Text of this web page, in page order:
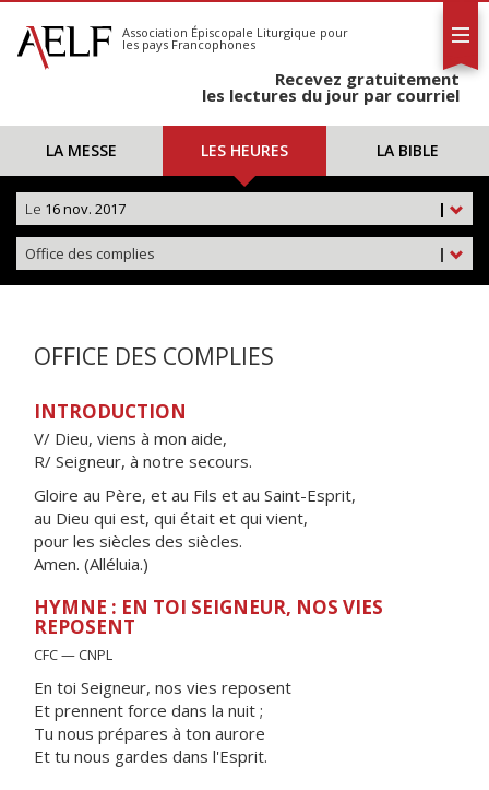
S'abonner
Calendrier
Association Épiscopale Liturgique pour
les pays Francophones
Recevez gratuitement
les lectures du jour par courriel
LA MESSE LES HEURES LA BIBLE
|
Le 16 nov. 2017
|
Office des complies
OFFICE DES COMPLIES
INTRODUCTION
V/ Dieu, viens à mon aide,
R/ Seigneur, à notre secours.
Gloire au Père, et au Fils et au Saint-Esprit,
au Dieu qui est, qui était et qui vient,
pour les siècles des siècles.
Amen. (Alléluia.)
HYMNE : EN TOI SEIGNEUR, NOS VIES
REPOSENT
CFC — CNPL
En toi Seigneur, nos vies reposent
Et prennent force dans la nuit ;
Tu nous prépares à ton aurore
Et tu nous gardes dans l'Esprit.